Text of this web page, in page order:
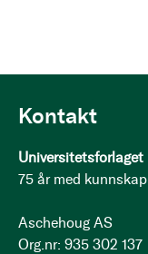
Kontakt
Universitetsforlaget
75 år med kunnskap
Aschehoug AS
Org.nr: 935 302 137